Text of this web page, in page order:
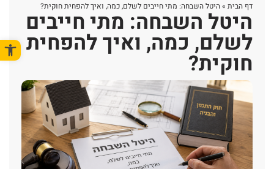
פתח
דף הבית »היטל השבחה: מתי חייבים לשלם, כמה, ואיך להפחית חוקית?
היטל השבחה: מתי חייבים
לשלם, כמה, ואיך להפחית
חוקית?